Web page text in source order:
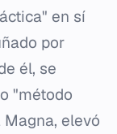
en sí
por
él, se
"método
Magna, elevó